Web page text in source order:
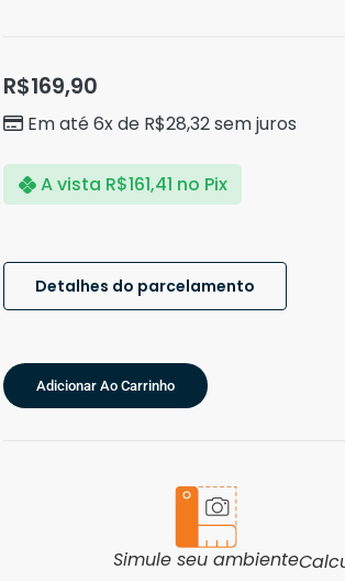
R$169,90
Em até 6x de R$28,32sem juros
A vista R$161,41 no Pix
Detalhes do parcelamento
Adicionar Ao Carrinho
Simule seu ambiente